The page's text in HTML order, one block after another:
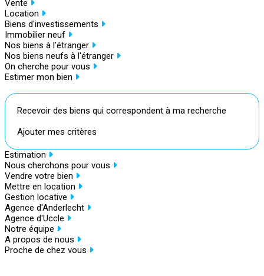
Vente
Location
Biens d'investissements
Immobilier neuf
Nos biens à l'étranger
Nos biens neufs à l'étranger
On cherche pour vous
Estimer mon bien
Recevoir des biens qui correspondent à ma recherche
Ajouter mes critères
Estimation
Nous cherchons pour vous
Vendre votre bien
Mettre en location
Gestion locative
Agence d'Anderlecht
Agence d'Uccle
Notre équipe
A propos de nous
Proche de chez vous